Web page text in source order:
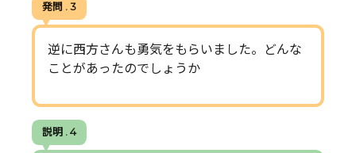
発問 . 3
逆に西方さんも勇気をもらいました。どんな
ことがあったのでしょうか
説明 . 4